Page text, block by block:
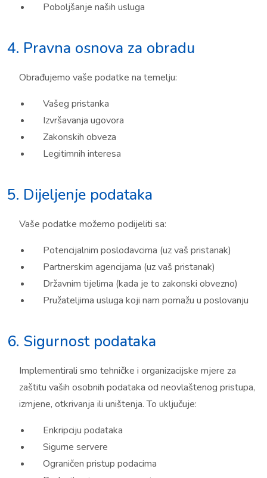
Poboljšanje naših usluga
4. Pravna osnova za obradu
Obrađujemo vaše podatke na temelju:
Vašeg pristanka
Izvršavanja ugovora
Zakonskih obveza
Legitimnih interesa
5. Dijeljenje podataka
Vaše podatke možemo podijeliti sa:
Potencijalnim poslodavcima (uz vaš pristanak)
Partnerskim agencijama (uz vaš pristanak)
Državnim tijelima (kada je to zakonski obvezno)
Pružateljima usluga koji nam pomažu u poslovanju
6. Sigurnost podataka
Implementirali smo tehničke i organizacijske mjere za
zaštitu vaših osobnih podataka od neovlaštenog pristupa,
izmjene, otkrivanja ili uništenja. To uključuje:
Enkripciju podataka
Sigurne servere
Ograničen pristup podacima